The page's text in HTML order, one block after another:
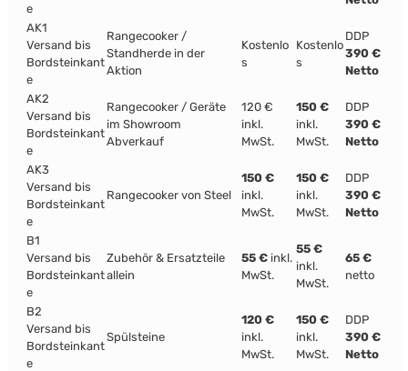
e
AK1
Versand bis
Bordsteinkant
e
Rangecooker /
Standherde in der
Aktion
Kostenlo
s
Kostenlo
s
DDP
390 €
Netto
AK2
Versand bis
Bordsteinkant
e
Rangecooker / Geräte
im Showroom
Abverkauf
120 €
inkl.
MwSt.
150 €
inkl.
MwSt.
DDP
390 €
Netto
AK3
Versand bis
Bordsteinkant
e
Rangecooker von Steel
150 €
inkl.
MwSt.
150 €
inkl.
MwSt.
DDP
390 €
Netto
B1
Versand bis
Bordsteinkant
e
Zubehör & Ersatzteile
allein
55 €inkl.
MwSt.
55 €
inkl.
MwSt.
65 €
netto
B2
Versand bis
Bordsteinkant
e
Spülsteine
120 €
inkl.
MwSt.
150 €
inkl.
MwSt.
DDP
390 €
Netto